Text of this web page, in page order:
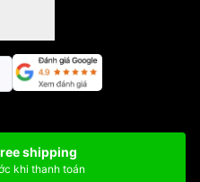
shipping
khi thanh toán